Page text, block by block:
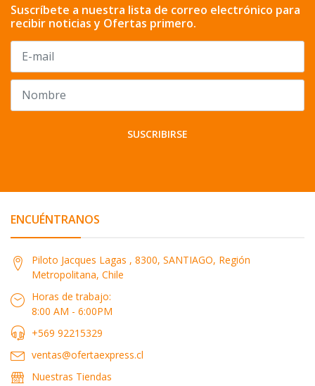
Suscríbete a nuestra lista de correo electrónico para
recibir noticias y Ofertas primero.
SUSCRIBIRSE
ENCUÉNTRANOS
Piloto Jacques Lagas , 8300, SANTIAGO, Región
Metropolitana, Chile
Horas de trabajo:
8:00 AM - 6:00PM
+569 92215329
ventas@ofertaexpress.cl
Nuestras Tiendas